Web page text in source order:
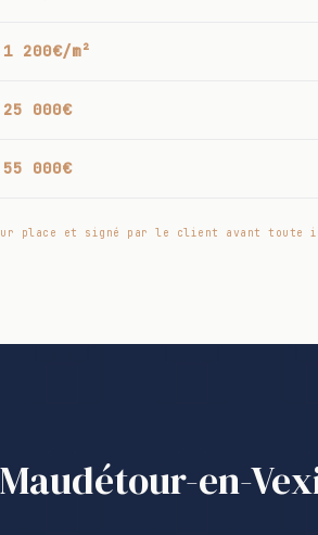
200€/m²
000€
000€
place et signé par le client avant toute
en-